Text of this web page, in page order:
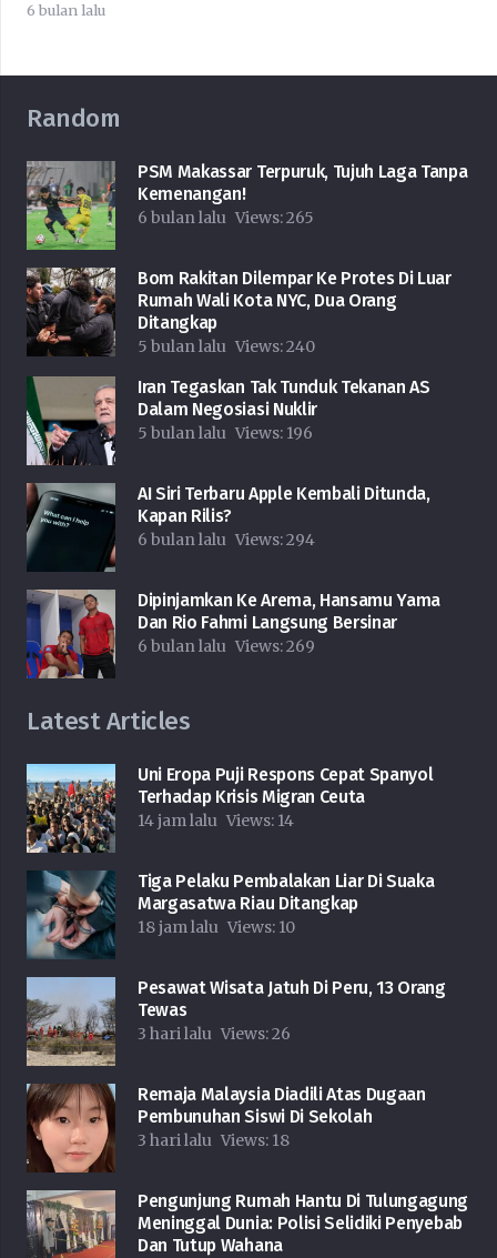
6 bulan lalu
Random
PSM Makassar Terpuruk, Tujuh Laga Tanpa
Kemenangan!
6 bulan lalu Views:265
Bom Rakitan Dilempar Ke Protes Di Luar
Rumah Wali Kota NYC, Dua Orang
Ditangkap
5 bulan lalu Views:240
Iran Tegaskan Tak Tunduk Tekanan AS
Dalam Negosiasi Nuklir
5 bulan lalu Views: 196
AI Siri Terbaru Apple Kembali Ditunda,
Kapan Rilis?
6 bulan lalu Views:294
Dipinjamkan Ke Arema, Hansamu Yama
Dan Rio Fahmi Langsung Bersinar
6 bulan lalu Views:269
Latest Articles
Uni Eropa Puji Respons Cepat Spanyol
Terhadap Krisis Migran Ceuta
14 jam lalu Views: 14
Tiga Pelaku Pembalakan Liar Di Suaka
Margasatwa Riau Ditangkap
18 jam lalu Views: 10
Pesawat Wisata Jatuh Di Peru, 13 Orang
Tewas
3 hari lalu Views:26
Remaja Malaysia Diadili Atas Dugaan
Pembunuhan Siswi Di Sekolah
3 hari lalu Views: 18
Pengunjung Rumah Hantu Di Tulungagung
Meninggal Dunia: Polisi Selidiki Penyebab
Dan Tutup Wahana